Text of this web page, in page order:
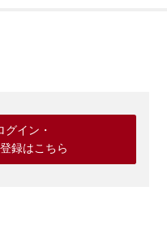
グイン・
録はこちら